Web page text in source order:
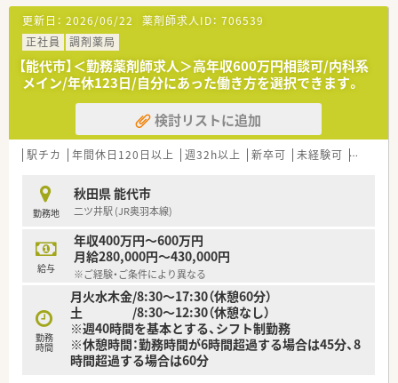
【法人特徴について】
■営業収益日本小売業No.1の安定基盤を持つ大手グループ企業
が母体です。
■ショッピングモールを地域医療の拠点と位置づけ、調剤薬局を
全国的に展開しています。
■調剤を核としながら、H&BC事業を通じて地域の健康をトータ
ルサポートすることを目指しています。
【職場環境と雰囲気】
■大型ショッピングモール内のため、仕事終わりの買い物にも非
■福利厚生が非常に充実しており、大手ならではの安定した環境
で長く勤務できます。
■教育や研修は店舗主体となる側面もあり、自主的に学習する意
欲が求められる職場です。
更新日： 2026/06/22 薬剤師求人ID： 706539
正社員
調剤薬局
【能代市】＜勤務薬剤師求人＞高年収600万円相談可/内科系
メイン/年休123日/自分にあった働き方を選択できます。
検討リストに追加
駅チカ 年間休日120日以上 週32h以上 新卒可 未経験可 ブラン
勤務地
秋田県 能代市
二ツ井駅 (JR奥羽本線)
給与
年収400万円～600万円
月給280,000円～430,000円
※ご経験・ご条件により異なる
勤務
時間
月火水木金/8:30～17:30（休憩60分）
土 /8:30～12:30（休憩なし）
※週40時間を基本とする、シフト制勤務
※休憩時間：勤務時間が6時間超過する場合は45分、8
時間超過する場合は60分